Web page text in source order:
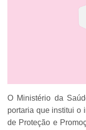
O Ministério da
portaria que institui o
de Proteção e